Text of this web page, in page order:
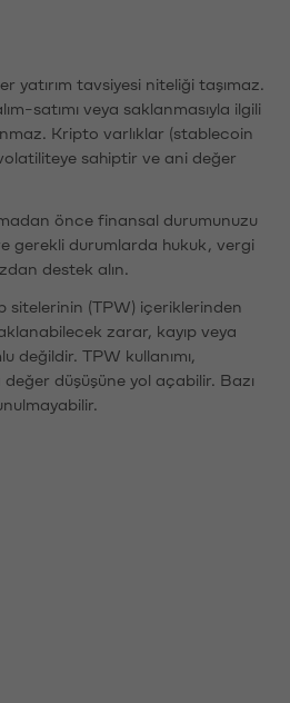
yatırım tavsiyesi niteliği taşımaz.
satımı veya saklanmasıyla ilgili
Kripto varlıklar (stablecoin
sahiptir ve ani değer
önce finansal durumunuzu
gerekli durumlarda hukuk, vergi
destek alın.
(TPW) içeriklerinden
zarar, kayıp veya
değildir. TPW kullanımı,
değer düşüşüne yol açabilir. Bazı